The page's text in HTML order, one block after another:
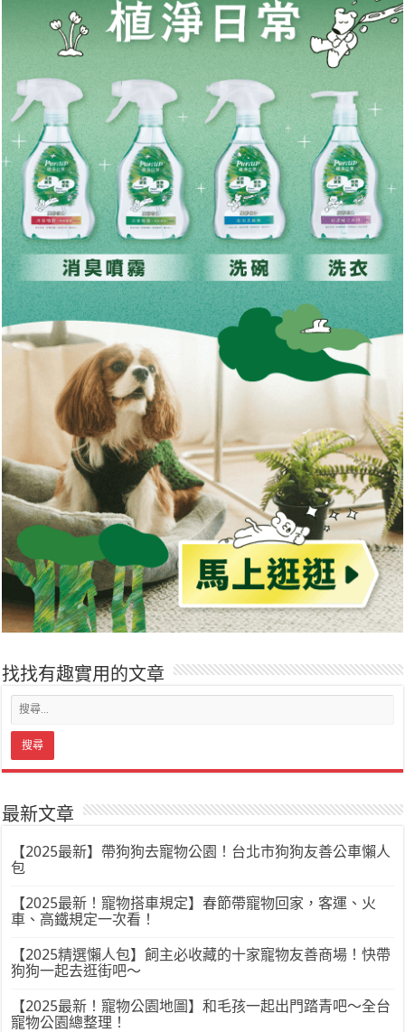
找找有趣實用的文章
最新文章
【2025最新】帶狗狗去寵物公園！台北市狗狗友善公車懶人
包
【2025最新！寵物搭車規定】春節帶寵物回家，客運、火
車、高鐵規定一次看！
【2025精選懶人包】飼主必收藏的十家寵物友善商場！快帶
狗狗一起去逛街吧～
【2025最新！寵物公園地圖】和毛孩一起出門踏青吧～全台
寵物公園總整理！